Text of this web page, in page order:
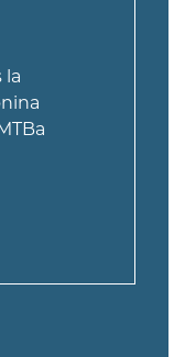
la